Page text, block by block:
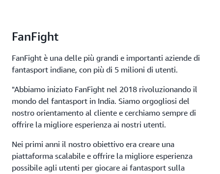
FanFight
FanFight è una delle più grandi e importanti aziende di
fantasport indiane, con più di 5 milioni di utenti.
"Abbiamo iniziato FanFight nel 2018 rivoluzionando il
mondo del fantasport in India. Siamo orgogliosi del
nostro orientamento al cliente e cerchiamo sempre di
offrire la migliore esperienza ai nostri utenti.
Nei primi anni il nostro obiettivo era creare una
piattaforma scalabile e offrire la migliore esperienza
possibile agli utenti per giocare ai fantasport sulla